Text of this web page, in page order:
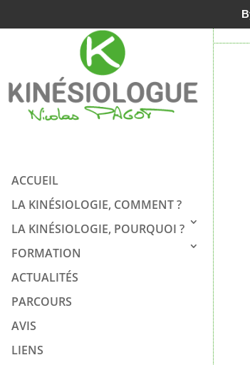
ACCUEIL
LA KINÉSIOLOGIE, COMMENT ?
LA KINÉSIOLOGIE, POURQUOI ?
FORMATION
ACTUALITÉS
PARCOURS
AVIS
LIENS